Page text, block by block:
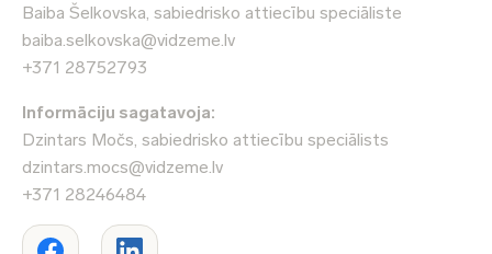
Baiba Šelkovska, sabiedrisko attiecību speciāliste
baiba.selkovska@vidzeme.lv
+371 28752793
Informāciju sagatavoja:
Dzintars Močs, sabiedrisko attiecību speciālists
dzintars.mocs@vidzeme.lv
+371 28246484